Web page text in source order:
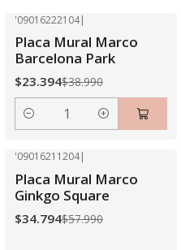
'09016222104|
Placa Mural Marco
Barcelona Park
$23.394$38.990
Cantidad
'09016211204|
Placa Mural Marco
Ginkgo Square
$34.794$57.990